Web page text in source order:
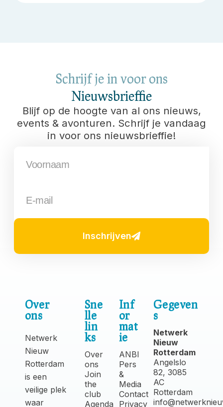
Schrijf je in voor ons
Nieuwsbrieffie
Blijf op de hoogte van al ons nieuws,
events & avonturen. Schrijf je vandaag
in voor ons nieuwsbrieffie!
Inschrijven
Over
ons
Netwerk
Nieuw
Rotterdam
is een
veilige plek
waar
Sne
lle
lin
ks
Over
ons
Join
the
club
Agenda
Inf
or
mat
ie
ANBI
Pers
&
Media
Contact
Privacy
Gegeven
s
Netwerk
Nieuw
Rotterdam
Angelslo
82, 3085
AC
Rotterdam